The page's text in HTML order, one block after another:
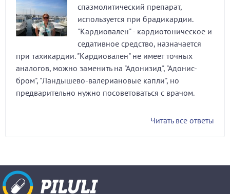
спазмолитический препарат,
используется при брадикардии.
"Кардиовален" - кардиотоническое и
седативное средство, назначается
при тахикардии. "Кардиовален" не имеет точных
аналогов, можно заменить на "Адонизид", "Адонис-
бром", "Ландышево-валериановые капли", но
предварительно нужно посоветоваться с врачом.
Читать все ответы